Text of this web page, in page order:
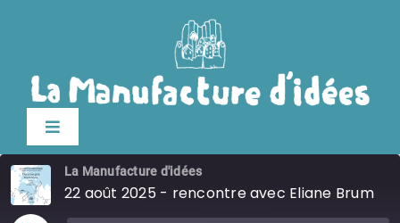
Toggle
Navigation
édition 2026
La Manufacture d'idées
22 août 2025 - rencontre avec Eliane Brum